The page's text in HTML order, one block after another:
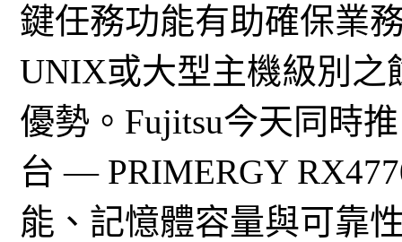
鍵任務功能有助確保業
UNIX或大型主機級別之
優勢。Fujitsu今天同時
台 — PRIMERGY
能、記憶體容量與可靠